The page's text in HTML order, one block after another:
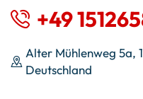
+49
Alter Mühlenweg 5a,
Deutschland